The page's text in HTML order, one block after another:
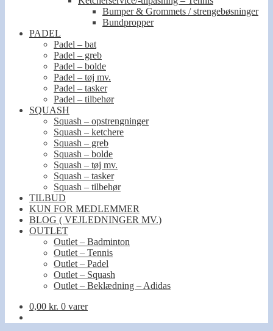
Bumper & Grommets / strengebøsninger
Bundpropper
PADEL
Padel – bat
Padel – greb
Padel – bolde
Padel – tøj mv.
Padel – tasker
Padel – tilbehør
SQUASH
Squash – opstrengninger
Squash – ketchere
Squash – greb
Squash – bolde
Squash – tøj mv.
Squash – tasker
Squash – tilbehør
TILBUD
KUN FOR MEDLEMMER
BLOG ( VEJLEDNINGER MV.)
OUTLET
Outlet – Badminton
Outlet – Tennis
Outlet – Padel
Outlet – Squash
Outlet – Beklædning – Adidas
0,00 kr. 0 varer